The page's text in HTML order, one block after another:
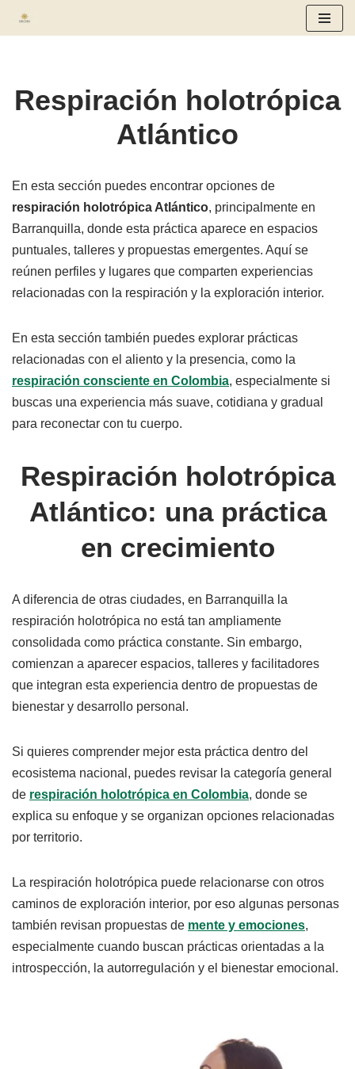
Respiración holotrópica
Atlántico
En esta sección puedes encontrar opciones de
respiración holotrópica Atlántico, principalmente en
Barranquilla, donde esta práctica aparece en espacios
puntuales, talleres y propuestas emergentes. Aquí se
reúnen perfiles y lugares que comparten experiencias
relacionadas con la respiración y la exploración interior.
En esta sección también puedes explorar prácticas
relacionadas con el aliento y la presencia, como la
respiración consciente en Colombia, especialmente si
buscas una experiencia más suave, cotidiana y gradual
para reconectar con tu cuerpo.
Respiración holotrópica
Atlántico: una práctica
en crecimiento
A diferencia de otras ciudades, en Barranquilla la
respiración holotrópica no está tan ampliamente
consolidada como práctica constante. Sin embargo,
comienzan a aparecer espacios, talleres y facilitadores
que integran esta experiencia dentro de propuestas de
bienestar y desarrollo personal.
Si quieres comprender mejor esta práctica dentro del
ecosistema nacional, puedes revisar la categoría general
de respiración holotrópica en Colombia, donde se
explica su enfoque y se organizan opciones relacionadas
por territorio.
La respiración holotrópica puede relacionarse con otros
caminos de exploración interior, por eso algunas personas
también revisan propuestas de mente y emociones,
especialmente cuando buscan prácticas orientadas a la
introspección, la autorregulación y el bienestar emocional.